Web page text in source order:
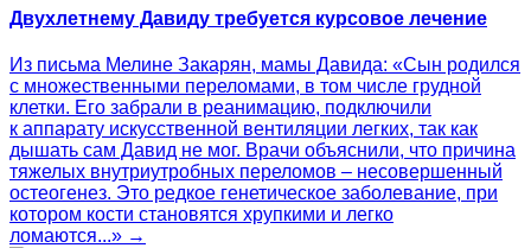
Двухлетнему Давиду требуется курсовое лечение
Из письма Мелине Закарян, мамы Давида: «Сын родился
с множественными переломами, в том числе грудной
клетки. Его забрали в реанимацию, подключили
к аппарату искусственной вентиляции легких, так как
дышать сам Давид не мог. Врачи объяснили, что причина
тяжелых внутриутробных переломов – несовершенный
остеогенез. Это редкое генетическое заболевание, при
котором кости становятся хрупкими и легко
ломаются...» →